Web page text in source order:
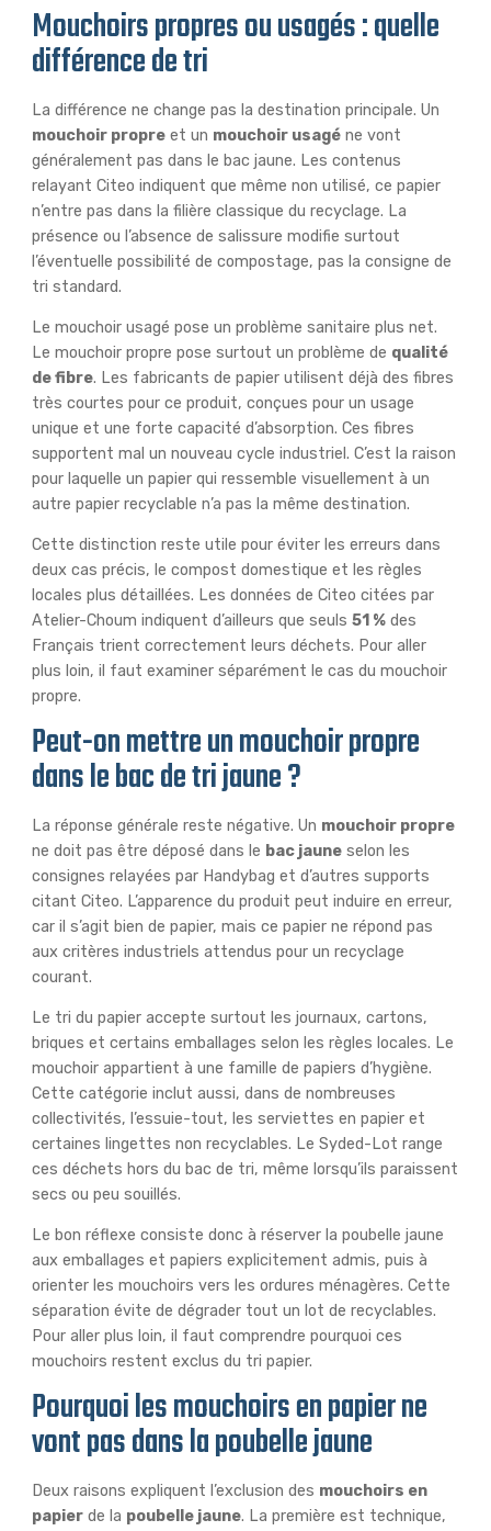
Mouchoirs propres ou usagés : quelle
différence de tri
La différence ne change pas la destination principale. Un
mouchoir propreet un mouchoir usagéne vont
généralement pas dans le bac jaune. Les contenus
relayant Citeo indiquent que même non utilisé, ce papier
n’entre pas dans la filière classique du recyclage. La
présence ou l’absence de salissure modifie surtout
l’éventuelle possibilité de compostage, pas la consigne de
tri standard.
Le mouchoir usagé pose un problème sanitaire plus net.
Le mouchoir propre pose surtout un problème de qualité
de fibre. Les fabricants de papier utilisent déjà des fibres
très courtes pour ce produit, conçues pour un usage
unique et une forte capacité d’absorption. Ces fibres
supportent mal un nouveau cycle industriel. C’est la raison
pour laquelle un papier qui ressemble visuellement à un
autre papier recyclable n’a pas la même destination.
Cette distinction reste utile pour éviter les erreurs dans
deux cas précis, le compost domestique et les règles
locales plus détaillées. Les données de Citeo citées par
Atelier-Choum indiquent d’ailleurs que seuls 51 %des
Français trient correctement leurs déchets. Pour aller
plus loin, il faut examiner séparément le cas du mouchoir
propre.
Peut-on mettre un mouchoir propre
dans le bac de tri jaune ?
La réponse générale reste négative. Un mouchoir propre
ne doit pas être déposé dans le bac jauneselon les
consignes relayées par Handybag et d’autres supports
citant Citeo. L’apparence du produit peut induire en erreur,
car il s’agit bien de papier, mais ce papier ne répond pas
aux critères industriels attendus pour un recyclage
courant.
Le tri du papier accepte surtout les journaux, cartons,
briques et certains emballages selon les règles locales. Le
mouchoir appartient à une famille de papiers d’hygiène.
Cette catégorie inclut aussi, dans de nombreuses
collectivités, l’essuie-tout, les serviettes en papier et
certaines lingettes non recyclables. Le Syded-Lot range
ces déchets hors du bac de tri, même lorsqu’ils paraissent
secs ou peu souillés.
Le bon réflexe consiste donc à réserver la poubelle jaune
aux emballages et papiers explicitement admis, puis à
orienter les mouchoirs vers les ordures ménagères. Cette
séparation évite de dégrader tout un lot de recyclables.
Pour aller plus loin, il faut comprendre pourquoi ces
mouchoirs restent exclus du tri papier.
Pourquoi les mouchoirs en papier ne
vont pas dans la poubelle jaune
Deux raisons expliquent l’exclusion des mouchoirs en
papierde la poubelle jaune. La première est technique,